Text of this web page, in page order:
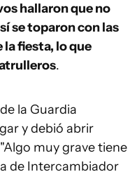
hallaron que no
se toparon con las
la fiesta, lo que
.
la Guardia
y debió abrir
muy grave tiene
de Intercambiador